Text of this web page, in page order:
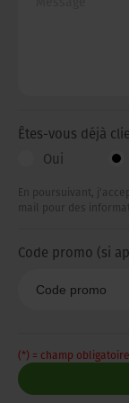
Êtes-vous déjà
Oui
En poursuivant,
mail pour des
Code promo (si
(*) = champ obligatoire